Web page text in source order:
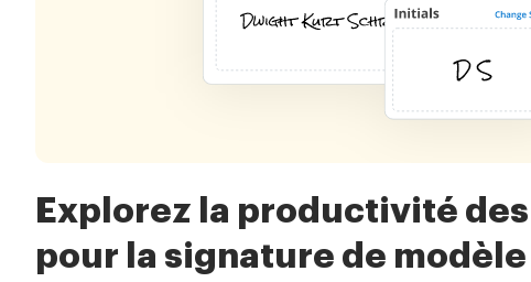
Explorez la productivité
pour la signature de modèle